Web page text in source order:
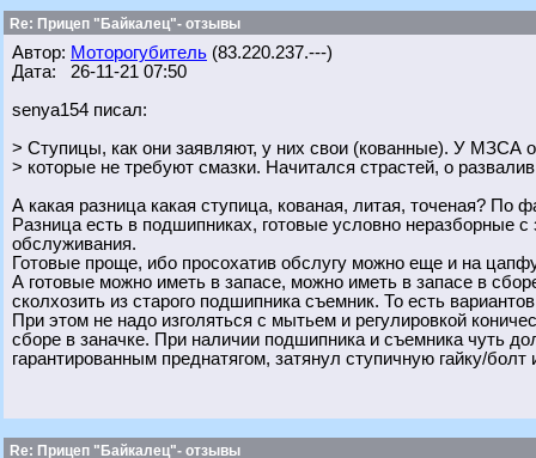
Re: Прицеп "Байкалец"- отзывы
Автор: Моторогубитель (83.220.237.---)
Дата: 26-11-21 07:50
senya154 писал:
> Ступицы, как они заявляют, у них свои (кованные). У МЗСА
> которые не требуют смазки. Начитался страстей, о
А какая разница какая ступица, кованая, литая, точеная? По
Разница есть в подшипниках, готовые условно неразборные
обслуживания.
Готовые проще, ибо просохатив обслугу можно еще и на
А готовые можно иметь в запасе, можно иметь в запасе в
сколхозить из старого подшипника съемник. То есть
При этом не надо изголяться с мытьем и регулировкой
сборе в заначке. При наличии подшипника и съемника чуть
гарантированным преднатягом, затянул ступичную гайку/
Re: Прицеп "Байкалец"- отзывы